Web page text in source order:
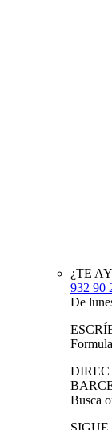
¿TE
932 90
De
Busca